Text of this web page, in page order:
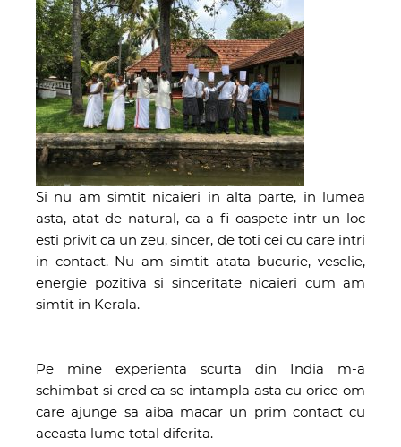
Si nu am simtit nicaieri in alta parte, in lumea
asta, atat de natural, ca a fi oaspete intr-un loc
esti privit ca un zeu, sincer, de toti cei cu care intri
in contact. Nu am simtit atata bucurie, veselie,
energie pozitiva si sinceritate nicaieri cum am
simtit in Kerala.
Pe mine experienta scurta din India m-a
schimbat si cred ca se intampla asta cu orice om
care ajunge sa aiba macar un prim contact cu
aceasta lume total diferita.